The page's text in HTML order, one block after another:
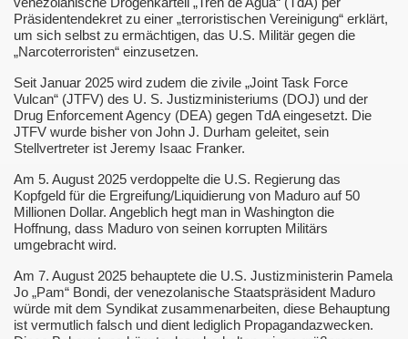
Präsidentendekret zu einer „terroristischen Vereinigung“ erklärt,
um sich selbst zu ermächtigen, das U.S. Militär gegen die
„Narcoterroristen“ einzusetzen.
Seit Januar 2025 wird zudem die zivile „Joint Task Force
Vulcan“ (JTFV) des U. S. Justizministeriums (DOJ) und der
Drug Enforcement Agency (DEA) gegen TdA eingesetzt. Die
JTFV wurde bisher von John J. Durham geleitet, sein
Stellvertreter ist Jeremy Isaac Franker.
Am 5. August 2025 verdoppelte die U.S. Regierung das
Kopfgeld für die Ergreifung/Liquidierung von Maduro auf 50
Millionen Dollar. Angeblich hegt man in Washington die
Hoffnung, dass Maduro von seinen korrupten Militärs
umgebracht wird.
Am 7. August 2025 behauptete die U.S. Justizministerin Pamela
Jo „Pam“ Bondi, der venezolanische Staatspräsident Maduro
würde mit dem Syndikat zusammenarbeiten, diese Behauptung
ist vermutlich falsch und dient lediglich Propagandazwecken.
Anschläge